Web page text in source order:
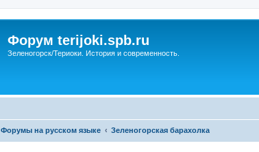
Форум terijoki.spb.ru
Зеленогорск/Териоки. История и современность.
Форумы на русском языке Зеленогорская барахолка